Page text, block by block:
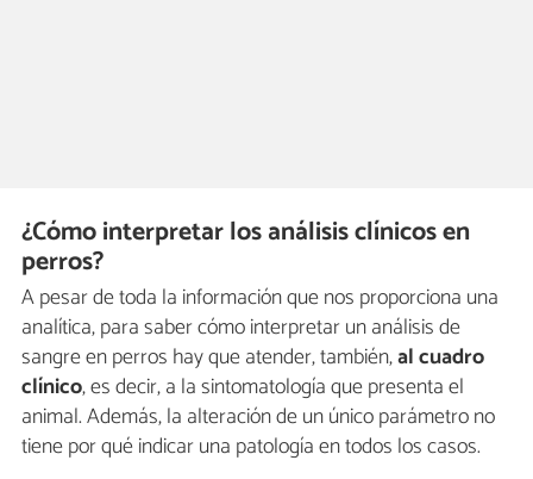
¿Cómo interpretar los análisis clínicos en
perros?
A pesar de toda la información que nos proporciona una
analítica, para saber cómo interpretar un análisis de
sangre en perros hay que atender, también,al cuadro
clínico, es decir, a la sintomatología que presenta el
animal. Además, la alteración de un único parámetro no
tiene por qué indicar una patología en todos los casos.